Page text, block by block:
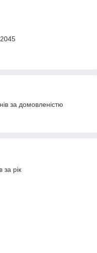
за домовленістю
за рік